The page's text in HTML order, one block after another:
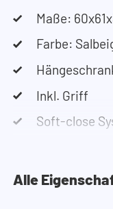
jederzeit
Maße:
Farbe:
Inkl. Griff
Soft-close
Alle